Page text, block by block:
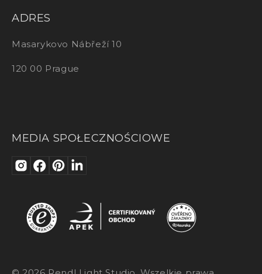
ADRES
Masarykovo Nábřeží 10
120 00 Prague
MEDIA SPOŁECZNOŚCIOWE